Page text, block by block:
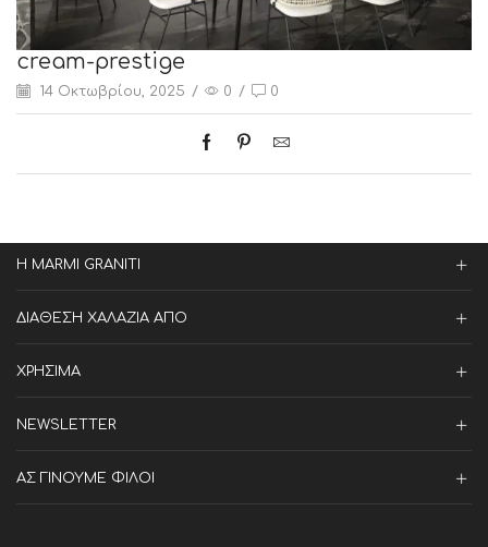
cream-prestige
14 Οκτωβρίου, 2025 / 0 / 0
Η MARMI GRANITI
ΔΙΑΘΕΣΗ ΧΑΛΑΖΙΑ ΑΠΟ
ΧΡΗΣΙΜΑ
NEWSLETTER
ΑΣ ΓΙΝΟΥΜΕ ΦΙΛΟΙ